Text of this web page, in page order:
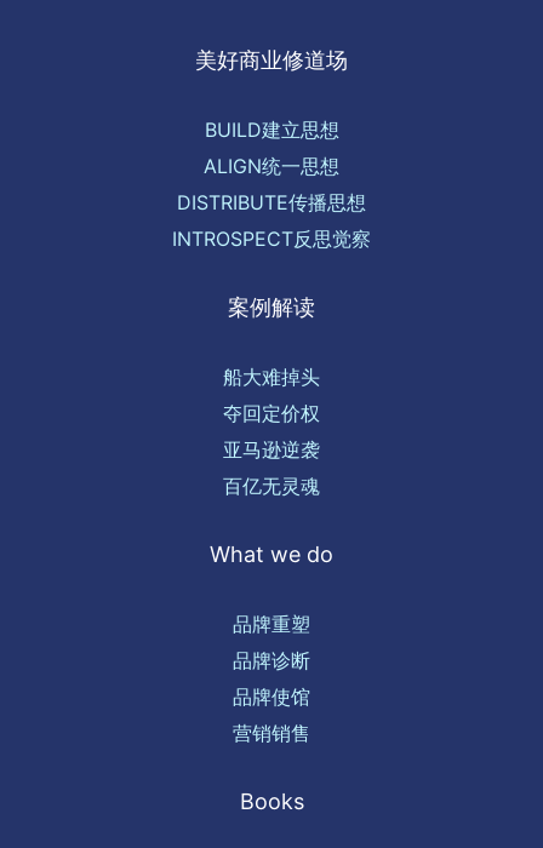
美好商业修道场
BUILD建立思想
ALIGN统一思想
DISTRIBUTE传播思想
INTROSPECT反思觉察
案例解读
船大难掉头
夺回定价权
亚马逊逆袭
百亿无灵魂
What we do
品牌重塑
品牌诊断
品牌使馆
营销销售
Books